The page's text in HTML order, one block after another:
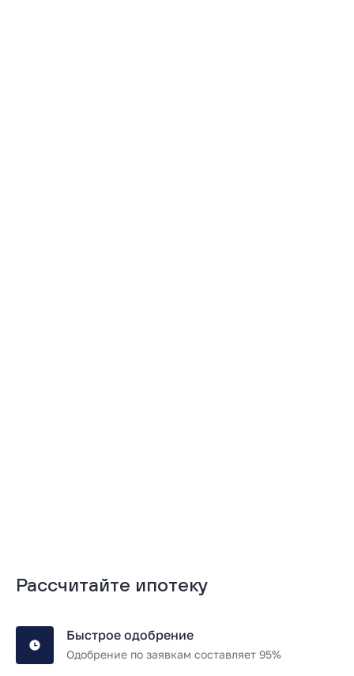
Рассчитайте ипотеку
Быстрое одобрение
Одобрение по заявкам составляет 95%